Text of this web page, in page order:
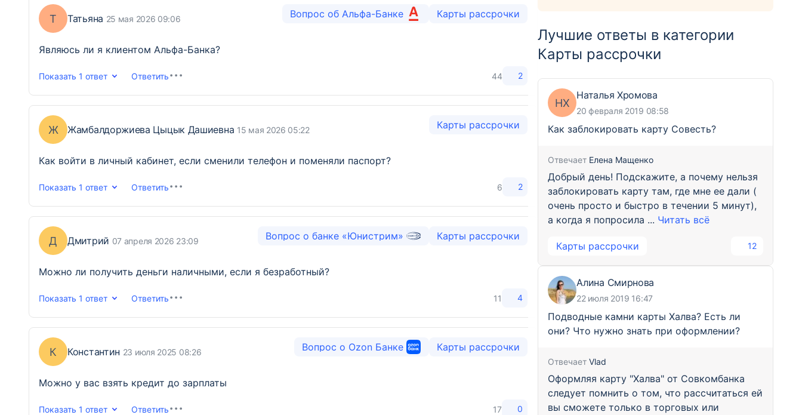
Т Татьяна 25 мая 2026 09:06 Вопрос об Альфа-Банке Карты рассрочки
Являюсь ли я клиентом Альфа-Банка?
Показать 1 ответ Ответить 44 2
Ж Жамбалдоржиева Цыцык Дашиевна 15 мая 2026 05:22 Карты рассрочки
Как войти в личный кабинет, если сменили телефон и поменяли паспорт?
Показать 1 ответ Ответить 6 2
Д Дмитрий 07 апреля 2026 23:09 Вопрос о банке «Юнистрим» Карты рассрочки
Можно ли получить деньги наличными, если я безработный?
Показать 1 ответ Ответить 11 4
К Константин 23 июля 2025 08:26 Вопрос о Ozon Банке Карты рассрочки
Можно у вас взять кредит до зарплаты
Показать 1 ответ Ответить 17 0
Лучшие ответы в категории
Карты рассрочки
НХ
Наталья Хромова
20 февраля 2019 08:58
Как заблокировать карту Совесть?
Отвечает Елена Мащенко
Добрый день! Подскажите, а почему нельзя
заблокировать карту там, где мне ее дали (
очень просто и быстро в течении 5 минут),
а когда я попросила ... Читать всё
Карты рассрочки 12
Алина Смирнова
22 июля 2019 16:47
Подводные камни карты Халва? Есть ли
они? Что нужно знать при оформлении?
Отвечает Vlad
Оформляя карту "Халва" от Совкомбанка
следует помнить о том, что рассчитаться ей
вы сможете только в торговых или